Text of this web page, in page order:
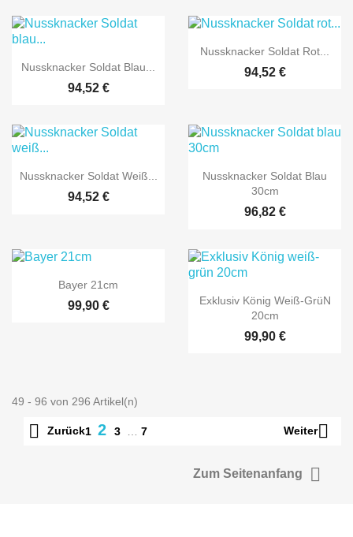
 Vorschau
Nussknacker Soldat Blau...
94,52 €
 Vorschau
Nussknacker Soldat Rot...
94,52 €
 Vorschau
Nussknacker Soldat Weiß...
94,52 €
 Vorschau
Nussknacker Soldat Blau
30cm
96,82 €
 Vorschau
Bayer 21cm
99,90 €  Vorschau
Exklusiv König Weiß-Grün
20cm
99,90 €
49 - 96 von 296 Artikel(n)
 Zurück1 2 3 7 Weiter
Zum Seitenanfang 